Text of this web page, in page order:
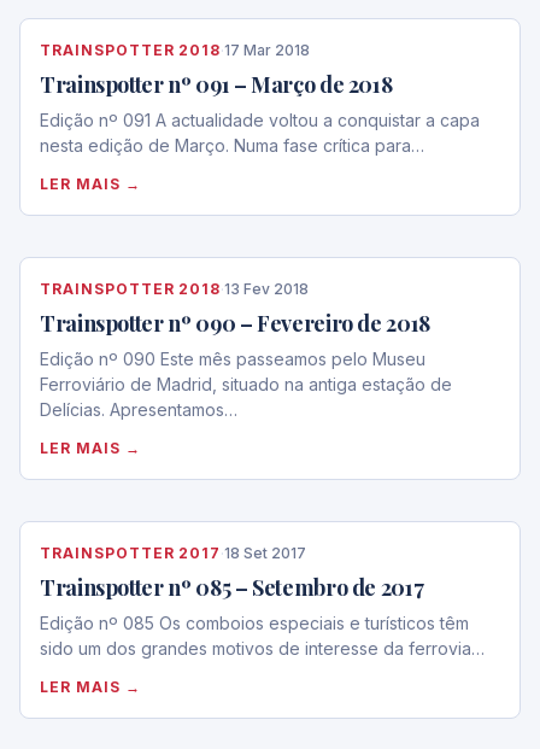
TRAINSPOTTER 2018·17 Mar 2018
Trainspotter nº 091 – Março de 2018
Edição nº 091 A actualidade voltou a conquistar a capa
nesta edição de Março. Numa fase crítica para…
LER MAIS →
TRAINSPOTTER 2018·13 Fev 2018
Trainspotter nº 090 – Fevereiro de 2018
Edição nº 090 Este mês passeamos pelo Museu
Ferroviário de Madrid, situado na antiga estação de
Delícias. Apresentamos…
LER MAIS →
TRAINSPOTTER 2017 ·18 Set 2017
Trainspotter nº 085 – Setembro de 2017
Edição nº 085 Os comboios especiais e turísticos têm
sido um dos grandes motivos de interesse da ferrovia…
LER MAIS →